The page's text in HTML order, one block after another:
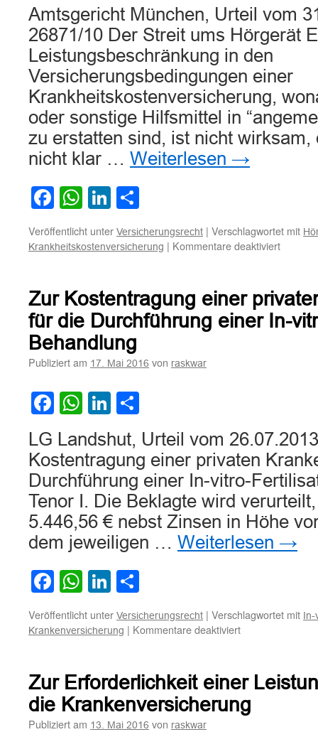
Amtsgericht München, Urteil vom
26871/10 Der Streit ums Hörgerät
Leistungsbeschränkung in den
Versicherungsbedingungen einer
Krankheitskostenversicherung,
oder sonstige Hilfsmittel in
zu erstatten sind, ist nicht wirksam,
nicht klar … Weiterlesen →
Facebook
WhatsApp
LinkedIn
Veröffentlicht unter Versicherungsrecht | Verschlagwortet mit
Krankheitskostenversicherung | Kommentare deaktiviertfür
einer
in
Zur Kostentragung einer
für die Durchführung einer In-
Behandlung
Publiziert am 17. Mai 2016 von raskwar
Facebook
WhatsApp
LinkedIn
LG Landshut, Urteil vom
Kostentragung einer privaten
Durchführung einer In-vitro-
Tenor I. Die Beklagte wird
5.446,56 € nebst Zinsen in Höhe
dem jeweiligen … Weiterlesen →
Facebook
WhatsApp
LinkedIn
Veröffentlicht unter Versicherungsrecht | Verschlagwortet mit In-
Krankenversicherung | Kommentare deaktiviertfür
einer
privaten
Krankenkasse
für
Zur Erforderlichkeit einer
die Krankenversicherung
Publiziert am 13. Mai 2016 von raskwar